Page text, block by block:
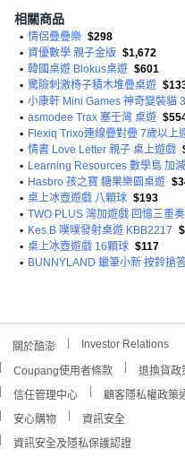
相關商品
• 情侶疊疊樂 $298
• 資優數學 親子金版 $1,672
• 韓國桌遊 Blokus桌遊 $601
• 驚險刺激椅子積木堆疊桌遊
• 小康軒 Mini Games 神奇變裝貓
• asmodee Trax 塞壬灣 桌遊
• Flexiq Trixo連線疊對疊 7歲以上
• 情書 Love Letter 親子 桌上遊戲
• Learning Resources 數學島 加
• Hasbro 孩之寶 糖果樂園桌遊
• 桌上冰壺遊戲 八顆球 $193
• TWO PLUS 灣加遊戲 回憶三重
• Kes.B 噗噗發射桌遊 KBB2217
• 桌上冰壺遊戲 16顆球 $117
• BUNNYLAND 蠟筆小新 按鈴搶
關於酷澎 Investor Relations
Coupang使用者條款
退換貨政
信任管理中心
顧客隱私權政策
安心購物
資訊安全
資訊安全及隱私保護認證